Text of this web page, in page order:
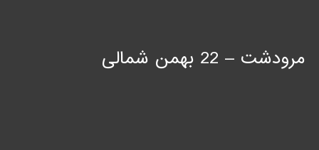
مرودشت – 22 بهمن شمالی